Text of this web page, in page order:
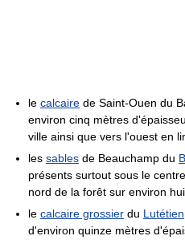
le calcaire de Saint-Ouen du
environ cinq mètres
ville ainsi que vers l'ouest en
les sables de Beauchamp du
présents surtout sous le
nord de la forêt sur environ
le calcaire grossier du Lutétien
d'environ quinze mètres